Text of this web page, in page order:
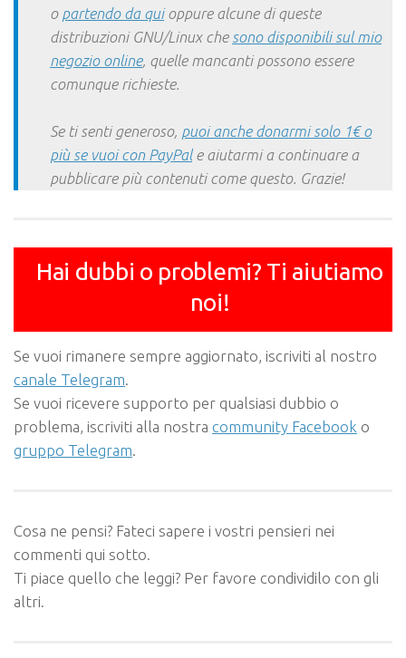
o partendo da quioppure alcune di queste
distribuzioni GNU/Linux che sono disponibili sul mio
negozio online, quelle mancanti possono essere
comunque richieste.
Se ti senti generoso, puoi anche donarmi solo 1€ o
più se vuoi con PayPale aiutarmi a continuare a
pubblicare più contenuti come questo. Grazie!
Hai dubbi o problemi? Ti aiutiamo
noi!
Se vuoi rimanere sempre aggiornato, iscriviti al nostro
canale Telegram.
Se vuoi ricevere supporto per qualsiasi dubbio o
problema, iscriviti alla nostra community Facebook o
gruppo Telegram.
Cosa ne pensi? Fateci sapere i vostri pensieri nei
commenti qui sotto.
Ti piace quello che leggi? Per favore condividilo con gli
altri.